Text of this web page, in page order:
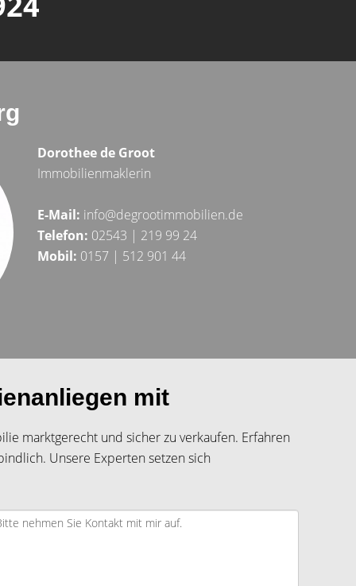
Dorothee de Groot
Immobilienmaklerin
E-Mail: info@degrootimmobilien.de
Telefon: 02543 | 219 99 24
Mobil: 0157 | 512 901 44
mit
marktgerecht und sicher zu verkaufen. Erfahren
Unsere Experten setzen sich